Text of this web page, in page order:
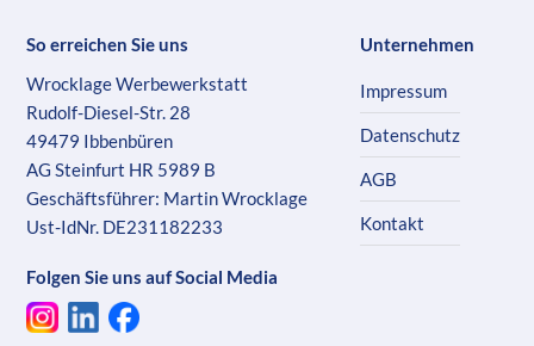
So erreichen Sie uns
Wrocklage Werbewerkstatt
Rudolf-Diesel-Str. 28
49479 Ibbenbüren
AG Steinfurt HR 5989 B
Geschäftsführer: Martin Wrocklage
Ust-IdNr. DE231182233
Folgen Sie uns auf Social Media
Unternehmen
Impressum
Datenschutz
AGB
Kontakt